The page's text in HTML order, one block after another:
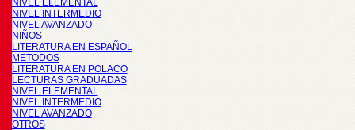
NIVEL ELEMENTAL
NIVEL INTERMEDIO
NIVEL AVANZADO
NIÑOS
LITERATURA EN ESPAÑOL
METODOS
LITERATURA EN POLACO
LECTURAS GRADUADAS
NIVEL ELEMENTAL
NIVEL INTERMEDIO
NIVEL AVANZADO
OTROS